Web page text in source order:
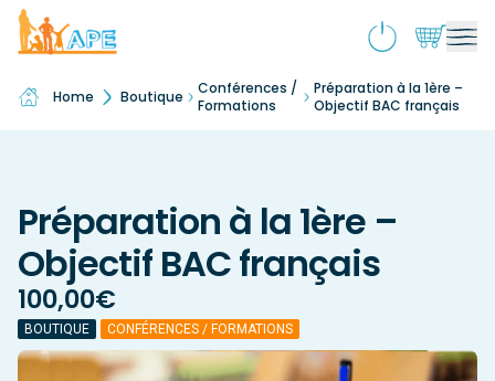
Qui sommes-nous ?
Services
Boutique
École inclusive
Actualités
Home Boutique
Conférences /
Formations
Préparation à la 1ère –
Objectif BAC français
Préparation à la 1ère –
Objectif BAC français
100,00€
BOUTIQUE CONFÉRENCES / FORMATIONS